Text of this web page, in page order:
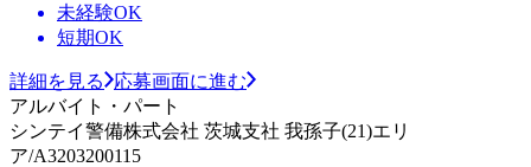
未経験OK
短期OK
詳細を見る
応募画面に進む
アルバイト・パート
シンテイ警備株式会社 茨城支社 我孫子(21)エリ
ア/A3203200115